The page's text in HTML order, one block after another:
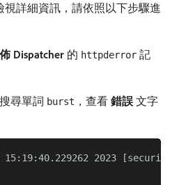
視詳細資訊，請依照以下步驟進
Dispatcher 的 httpderror 記
尋單詞 burst ，查看​ 錯誤 ​文字
15:19:40.229262 2023